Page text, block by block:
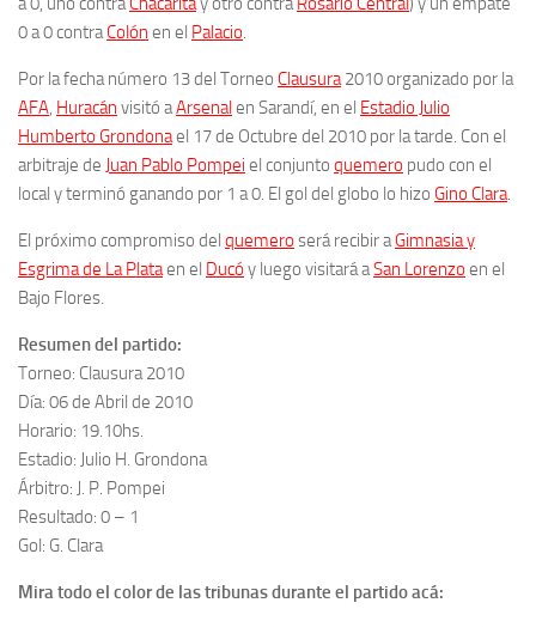
0 a 0 contra Colón en el Palacio
Por la fecha número 13 del Torneo Clausura 2010 organizado por la
AFA Huracán visitó aArsenalen Sarandí, en el Estadio Julio
Humberto Grondonael 17 de Octubre del 2010 por la tarde. Con el
arbitraje de Juan Pablo Pompei el conjunto quemero pudo con el
local y terminó ganando por 1 a 0. El gol del globo lo hizo Gino Clara
El próximo compromiso del quemero será recibir a Gimnasia y
Esgrima de La Plataen el Ducó y luego visitará aSan Lorenzo en el
Bajo Flores.
Resumen del partido:
Torneo: Clausura 2010
Día: 06 de Abril de 2010
Horario: 19.10hs.
Estadio: Julio H. Grondona
Árbitro: J. P. Pompei
Resultado: 0 – 1
Gol: G. Clara
Mira todo el color de las tribunas durante el partido acá: